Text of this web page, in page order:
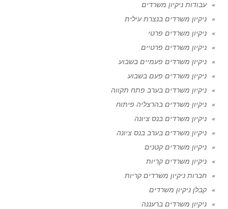
עבודות ניקיון משרדים
ניקיון משרדים בנצרת עילית
ניקיון משרדים פרטי
ניקיון משרדים פרטיים
ניקיון משרדים פעמיים בשבוע
ניקיון משרדים פעם בשבוע
ניקיון משרדים בערב פתח תקווה
ניקיון משרדים בהרצליה פיתוח
ניקיון משרדים בנס ציונה
ניקיון משרדים בערב בנס ציונה
ניקיון משרדים קטנים
ניקיון משרדים קריות
חברות ניקיון משרדים קריות
קבלן ניקיון משרדים
ניקיון משרדים ברעננה